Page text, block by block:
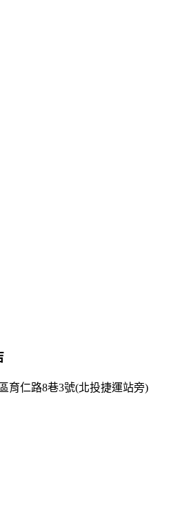
育仁路8巷3號(北投捷運站旁)